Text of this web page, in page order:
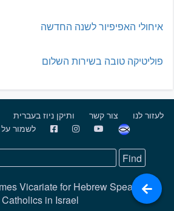
איחולי האפיפיור לשנה החדשה
פוליטיקה טובה בשירות השלום
לעזור לנו צור קשר ותיקן ניוז בעברית
לשמור על בטחון הילדים
Vicariate for Hebrew Speaking
Catholics in Israel